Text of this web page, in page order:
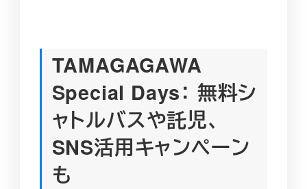
TAMAGAGAWA
Special Days： 無料シ
ャトルバスや託児、
SNS活用キャンペーン
も